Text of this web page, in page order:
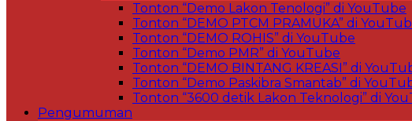
Tonton “Demo Lakon Tenologi” di YouTube
Tonton “DEMO PTCM PRAMUKA” di
Tonton “DEMO ROHIS” di YouTube
Tonton “Demo PMR” di YouTube
Tonton “DEMO BINTANG KREASI” di
Tonton “Demo Paskibra Smantab” di
Tonton “3600 detik Lakon Teknologi” di
Pengumuman